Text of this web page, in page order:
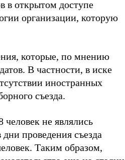
в открытом доступе
организации, которую
которые, по мнению
В частности, в иске
иностранных
съезда.
не являлись
проведения съезда
Таким образом,